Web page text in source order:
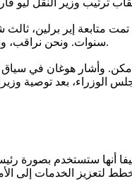
متابعة إير برلين، ثالث
سنوات. ونحن نراقب، ونناقش تلك الفرص مع مجلس الإدارة.
وأشار هوغان في سياق
للطيران، التي طلبت 100 طائرة في معرض فارنبورو الجوي، ستتسلم